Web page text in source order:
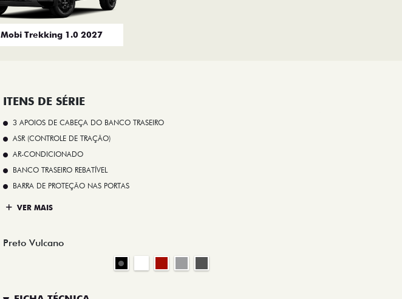
Mobi Trekking 1.0 2027
ITENS DE SÉRIE
3 APOIOS DE CABEÇA DO BANCO TRASEIRO
ASR (CONTROLE DE TRAÇÃO)
AR-CONDICIONADO
BANCO TRASEIRO REBATÍVEL
BARRA DE PROTEÇÃO NAS PORTAS
VER MAIS
Preto Vulcano